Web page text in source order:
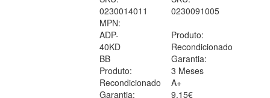
0230014011
MPN:
ADP-
40KD
BB
Produto:
Recondicionado
Garantia:
0230091005
Produto:
Recondicionado
Garantia:
3 Meses
A+
9.15€